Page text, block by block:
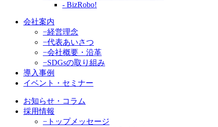
- BizRobo!
会社案内
−経営理念
−代表あいさつ
−会社概要・沿革
−SDGsの取り組み
導入事例
イベント・セミナー
お知らせ・コラム
採用情報
−トップメッセージ